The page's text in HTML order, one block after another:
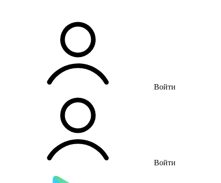
Войти
Войти